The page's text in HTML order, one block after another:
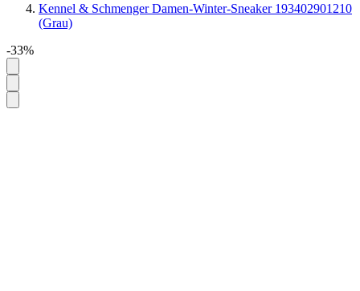
Kennel & Schmenger Damen-Winter-Sneaker 193402901210
(Grau)
-33%